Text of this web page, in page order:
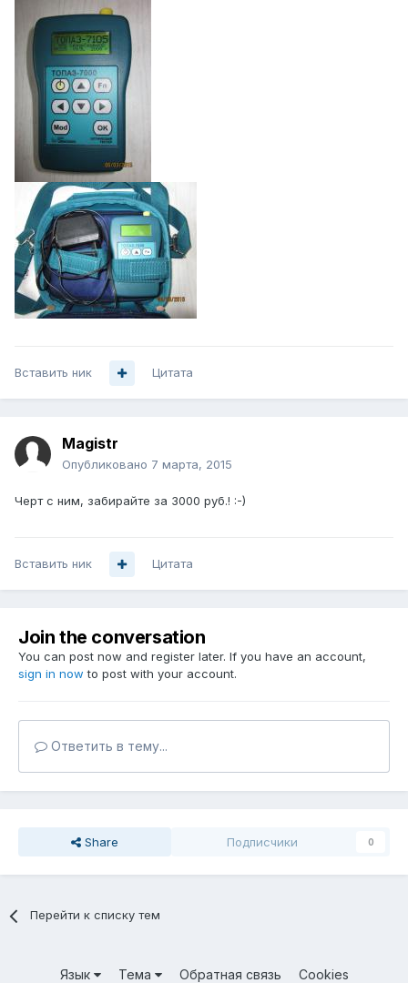
Вставить ник Цитата
Magistr
Опубликовано 7 марта, 2015
Черт с ним, забирайте за 3000 руб.! :-)
Вставить ник Цитата
Join the conversation
You can post now and register later. If you have an account,
sign in now to post with your account.
Ответить в тему...
Share Подписчики 0
Перейти к списку тем
Язык Тема Обратная связь Cookies